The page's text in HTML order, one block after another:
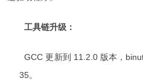
工具链升级：
GCC 更新到 11.2.0 版本，
35。